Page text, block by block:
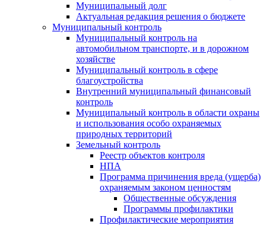
Муниципальный долг
Актуальная редакция решения о бюджете
Муниципальный контроль
Муниципальный контроль на
автомобильном транспорте, и в дорожном
хозяйстве
Муниципальный контроль в сфере
благоустройства
Внутренний муниципальный финансовый
контроль
Муниципальный контроль в области охраны
и использования особо охраняемых
природных территорий
Земельный контроль
Реестр объектов контроля
НПА
Программа причинения вреда (ущерба)
охраняемым законом ценностям
Общественные обсуждения
Программы профилактики
Профилактические мероприятия